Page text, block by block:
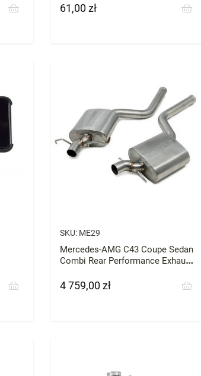
Cena
61,00 zł
SKU: ME29
Mercedes-AMG C43 Coupe Sedan
Combi Rear Performance Exhaust
Cena
4 759,00 zł